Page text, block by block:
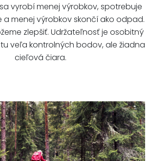
vyrobí menej výrobkov, spotrebuje
a menej výrobkov skončí ako odpad.
zlepšiť. Udržateľnosť je osobitný
veľa kontrolných bodov, ale žiadna
cieľová čiara.